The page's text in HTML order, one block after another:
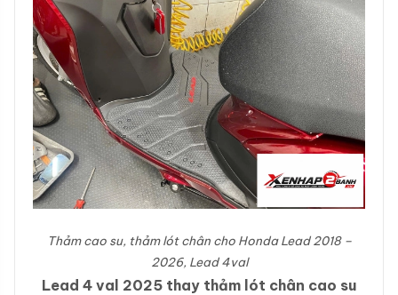
Thảm cao su, thảm lót chân cho Honda Lead 2018 –
2026, Lead 4val
Lead 4 val 2025 thay thảm lót chân cao su